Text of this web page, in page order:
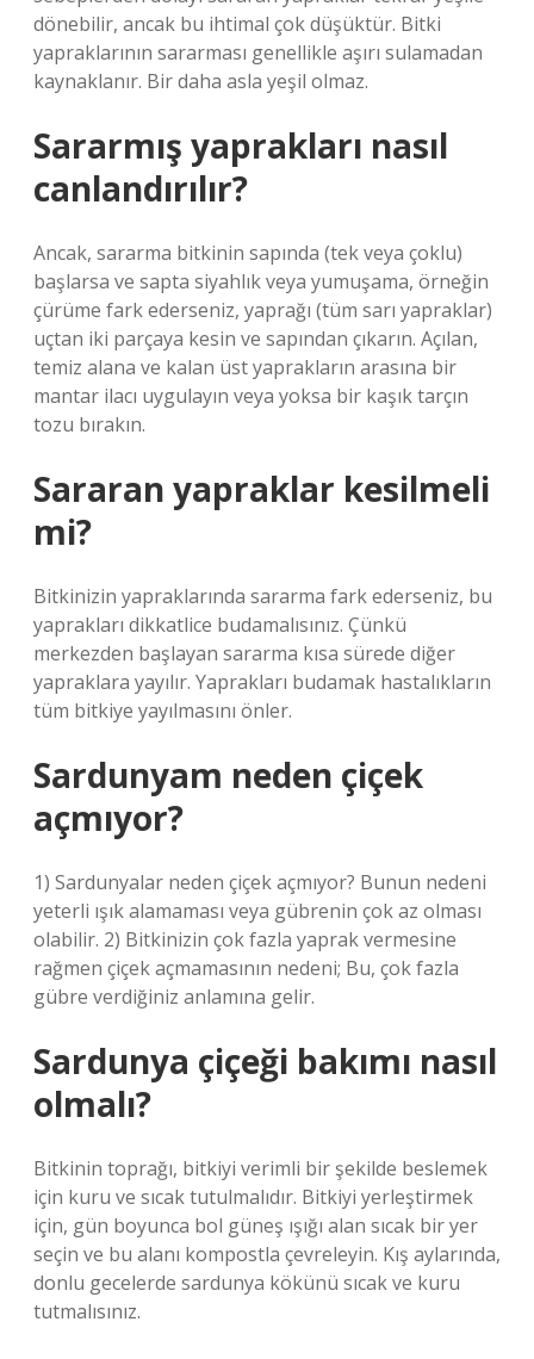
dönebilir, ancak bu ihtimal çok düşüktür. Bitki
yapraklarının sararması genellikle aşırı sulamadan
kaynaklanır. Bir daha asla yeşil olmaz.
Sararmış yaprakları nasıl
canlandırılır?
Ancak, sararma bitkinin sapında (tek veya çoklu)
başlarsa ve sapta siyahlık veya yumuşama, örneğin
çürüme fark ederseniz, yaprağı (tüm sarı yapraklar)
uçtan iki parçaya kesin ve sapından çıkarın. Açılan,
temiz alana ve kalan üst yaprakların arasına bir
mantar ilacı uygulayın veya yoksa bir kaşık tarçın
tozu bırakın.
Sararan yapraklar kesilmeli
mi?
Bitkinizin yapraklarında sararma fark ederseniz, bu
yaprakları dikkatlice budamalısınız. Çünkü
merkezden başlayan sararma kısa sürede diğer
yapraklara yayılır. Yaprakları budamak hastalıkların
tüm bitkiye yayılmasını önler.
Sardunyam neden çiçek
açmıyor?
1) Sardunyalar neden çiçek açmıyor? Bunun nedeni
yeterli ışık alamaması veya gübrenin çok az olması
olabilir. 2) Bitkinizin çok fazla yaprak vermesine
rağmen çiçek açmamasının nedeni; Bu, çok fazla
gübre verdiğiniz anlamına gelir.
Sardunya çiçeği bakımı nasıl
olmalı?
Bitkinin toprağı, bitkiyi verimli bir şekilde beslemek
için kuru ve sıcak tutulmalıdır. Bitkiyi yerleştirmek
için, gün boyunca bol güneş ışığı alan sıcak bir yer
seçin ve bu alanı kompostla çevreleyin. Kış aylarında,
donlu gecelerde sardunya kökünü sıcak ve kuru
tutmalısınız.